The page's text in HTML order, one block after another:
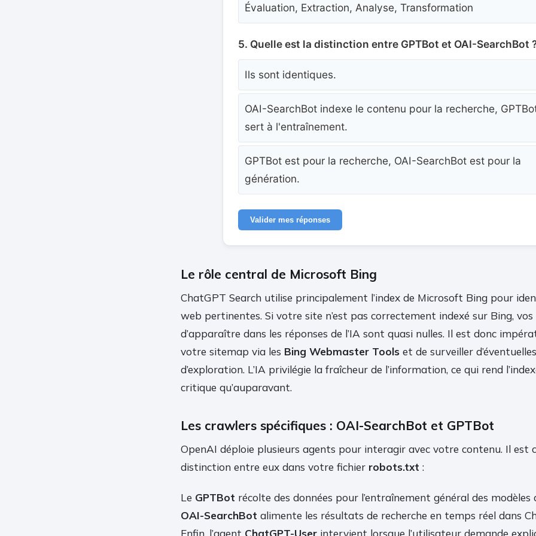
Évaluation, Extraction, Analyse, Transformation
5. Quelle est la distinction entre GPTBot et OAI-SearchBot
Ils sont identiques.
OAI-SearchBot indexe le contenu pour la recherche,
sert à l'entraînement.
GPTBot est pour la recherche, OAI-SearchBot est pour la
génération.
Valider mes réponses
Le rôle central de Microsoft Bing
ChatGPT Search utilise principalement l’index de Microsoft Bing pour
web pertinentes. Si votre site n’est pas correctement indexé sur Bing, vos
d’apparaître dans les réponses de l’IA sont quasi nulles. Il est donc
votre sitemap via les Bing Webmaster Tools et de surveiller
d’exploration. L’IA privilégie la fraîcheur de l’information, ce qui rend
critique qu’auparavant.
Les crawlers spécifiques : OAI-SearchBot et GPTBot
OpenAI déploie plusieurs agents pour interagir avec votre contenu. Il est
distinction entre eux dans votre fichier robots.txt :
Le GPTBot récolte des données pour l’entraînement général des modèles
OAI-SearchBot alimente les résultats de recherche en temps réel dans
Enfin, l’agent ChatGPT-User intervient lorsque l’utilisateur demande